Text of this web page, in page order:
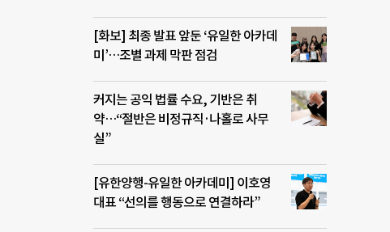
[화보] 최종 발표 앞둔 ‘유일한 아카데
미’…조별 과제 막판 점검
커지는 공익 법률 수요, 기반은 취
약…“절반은 비정규직·나홀로 사무
실”
[유한양행-유일한 아카데미] 이호영
대표 “선의를 행동으로 연결하라”